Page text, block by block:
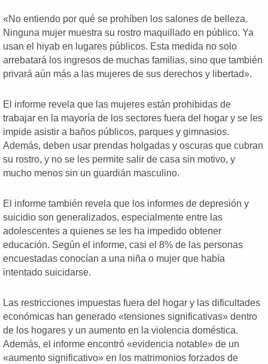
«No entiendo por qué se prohíben los salones de belleza.
Ninguna mujer muestra su rostro maquillado en público. Ya
usan el hiyab en lugares públicos. Esta medida no solo
arrebatará los ingresos de muchas familias, sino que también
privará aún más a las mujeres de sus derechos y libertad».
El informe revela que las mujeres están prohibidas de
trabajar en la mayoría de los sectores fuera del hogar y se les
impide asistir a baños públicos, parques y gimnasios.
Además, deben usar prendas holgadas y oscuras que cubran
su rostro, y no se les permite salir de casa sin motivo, y
mucho menos sin un guardián masculino.
El informe también revela que los informes de depresión y
suicidio son generalizados, especialmente entre las
adolescentes a quienes se les ha impedido obtener
educación. Según el informe, casi el 8% de las personas
encuestadas conocían a una niña o mujer que había
intentado suicidarse.
Las restricciones impuestas fuera del hogar y las dificultades
económicas han generado «tensiones significativas» dentro
de los hogares y un aumento en la violencia doméstica.
Además, el informe encontró «evidencia notable» de un
«aumento significativo» en los matrimonios forzados de